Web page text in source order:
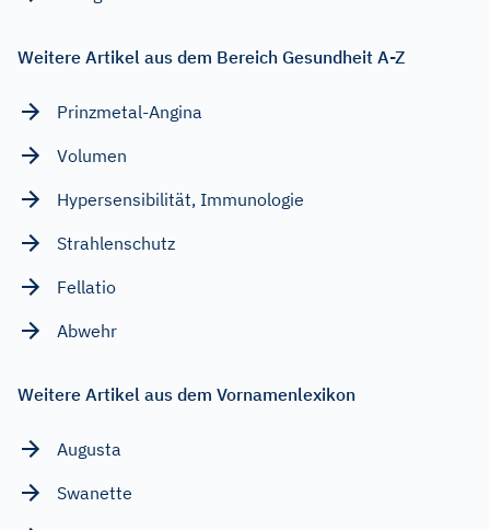
Weitere Artikel aus dem Bereich Gesundheit A-Z
Prinzmetal-Angina
Volumen
Hypersensibilität, Immunologie
Strahlenschutz
Fellatio
Abwehr
Weitere Artikel aus dem Vornamenlexikon
Augusta
Swanette